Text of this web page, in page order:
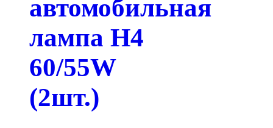
автомобильная
лампа H4
60/55W
(2шт.)